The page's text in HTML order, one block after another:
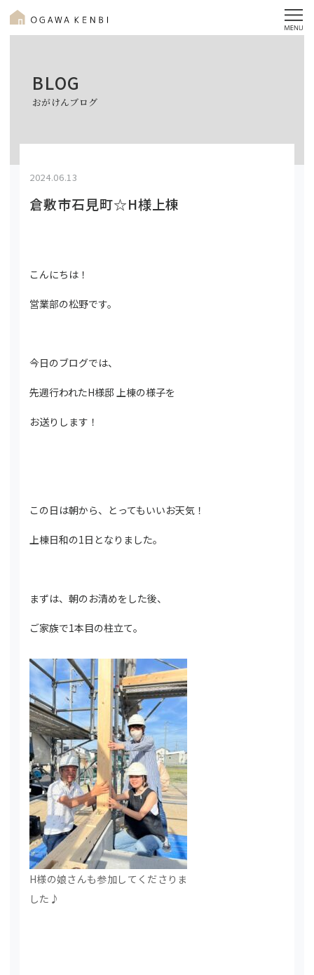
BLOG
おがけんブログ
2024.06.13
倉敷市石見町☆H様上棟
こんにちは！
営業部の松野です。
今日のブログでは、
先週行われたH様邸 上棟の様子を
お送りします！
この日は朝から、とってもいいお天気！
上棟日和の1日となりました。
まずは、朝のお清めをした後、
ご家族で1本目の柱立て。
H様の娘さんも参加してくださりま
した♪